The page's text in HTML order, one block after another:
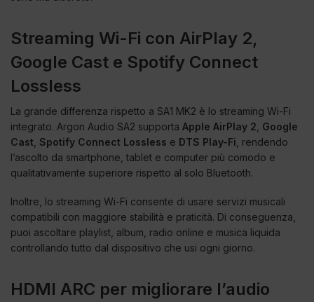
Streaming Wi-Fi con AirPlay 2,
Google Cast e Spotify Connect
Lossless
La grande differenza rispetto a SA1 MK2 è lo streaming Wi-Fi
integrato. Argon Audio SA2 supporta Apple AirPlay 2 Google
Cast Spotify Connect Lossless e DTS Play-Fi , rendendo
l’ascolto da smartphone, tablet e computer più comodo e
qualitativamente superiore rispetto al solo Bluetooth.
Inoltre, lo streaming Wi-Fi consente di usare servizi musicali
compatibili con maggiore stabilità e praticità. Di conseguenza,
puoi ascoltare playlist, album, radio online e musica liquida
controllando tutto dal dispositivo che usi ogni giorno.
HDMI ARC per migliorare l’audio